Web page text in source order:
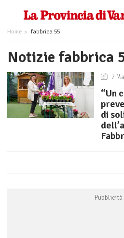
Home fabbrica 55
Notizie fabbrica
7
“Un
di